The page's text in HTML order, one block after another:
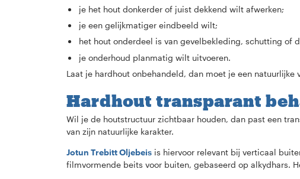
je het hout donkerder of juist dekkend wilt afwerken;
je een gelijkmatiger eindbeeld wilt;
het hout onderdeel is van gevelbekleding, schutting of
je onderhoud planmatig wilt uitvoeren.
Laat je hardhout onbehandeld, dan moet je een
Hardhout transparant
Wil je de houtstructuur zichtbaar houden, dan past een
van zijn natuurlijke karakter.
Jotun Trebitt Oljebeis is hiervoor relevant bij verticaal
filmvormende beits voor buiten, gebaseerd op alkydhars.